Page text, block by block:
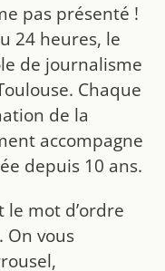
pas présenté !
24 heures, le
de journalisme
Chaque
de la
accompagne
depuis 10 ans.
le mot d’ordre
On vous